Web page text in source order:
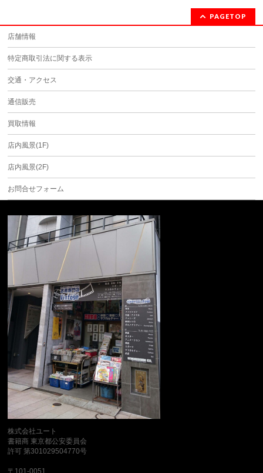
PAGETOP
店舗情報
特定商取引法に関する表示
交通・アクセス
通信販売
買取情報
店内風景(1F)
店内風景(2F)
お問合せフォーム
株式会社ユート
書籍商 東京都公安委員会
許可 第301029504770号
〒101-0051